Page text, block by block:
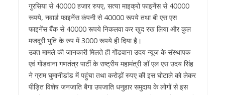
गुरसिया से 40000 हजार रुपए, सत्या माइक्रो फाइनेंस से 40000
रूपये, नवार्ड फाइनेंस कंपनी से 40000 रूपये तथा बी एस एस
फाइनेंस बैंक से 40000 रूपये निकलवा कर खुद रख लिया और कुल
मजदूरी भुति के रुप में 3000 रूपये ही दिया है।
उक्त मामले की जानकारी मिलते ही गोंडवाना उदय न्यूज के संस्थापक
एवं गोंडवाना गणतंत्र पार्टी के राष्ट्रीय महामंत्री डॉ एल एस उदय सिंह
ने ग्राम घुमानीडांड में पहुंचा तथा करोड़ों रुपए की इस घोटाले को लेकर
पीड़ित विशेष जनजाति बैगा उपजाति धनुहार समुदाय के लोगों से इस